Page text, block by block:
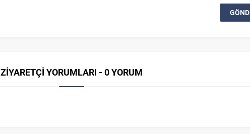
ZİYARETÇİ YORUMLARI - 0 YORUM